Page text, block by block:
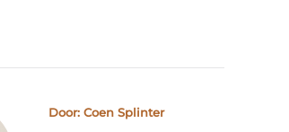
Door: Coen Splinter